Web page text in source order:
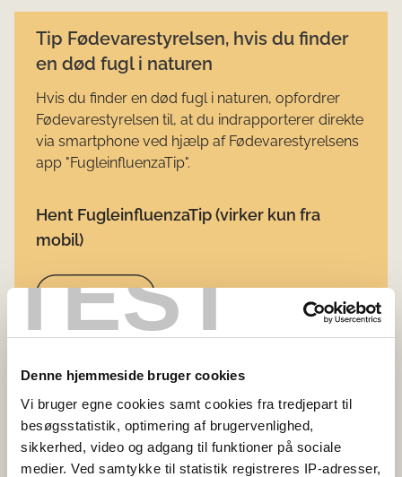
TEST
Denne hjemmeside bruger cookies
Vi bruger egne cookies samt cookies fra tredjepart til
besøgsstatistik, optimering af brugervenlighed,
sikkerhed, video og adgang til funktioner på sociale
medier. Ved samtykke til statistik registreres IP-adresser,
Tip Fødevarestyrelsen, hvis du finde​r
en død fugl i naturen
Hvis du finder en død fugl i naturen, opfordrer
Fødevarestyrelsen til, at du indrapporterer direkte
via smartphone ved hjælp af Fødevarestyrelsens
app "FugleinfluenzaTip".
Hent FugleinfluenzaTip (virker kun fra
mobil)
Apple appstore
Vi er især interesserede i tip, hvis du finder flere
døde ænder, gæs, svaner, fasaner eller måger på
ét sted, eller enkelte døde rovfugle og
kragefugle. Vi bruger dit tip til at følge udviklingen,